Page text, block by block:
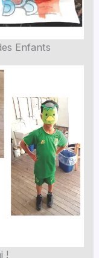
Enfants
!